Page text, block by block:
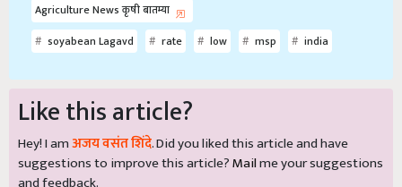
Agriculture News कृषी बातम्या
soyabean Lagavd
rate low msp india
Like this article?
Hey! I amअजय वसंत शिंदे. Did you liked this article and have
suggestions to improve this article?Mailme your suggestions